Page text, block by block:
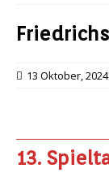
13 Oktober, 2024
13.